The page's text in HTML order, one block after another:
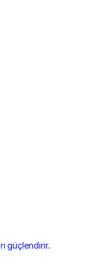
güçlendirir.